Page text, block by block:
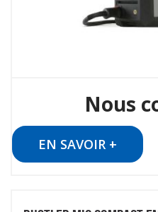
Nous
EN SAVOIR +